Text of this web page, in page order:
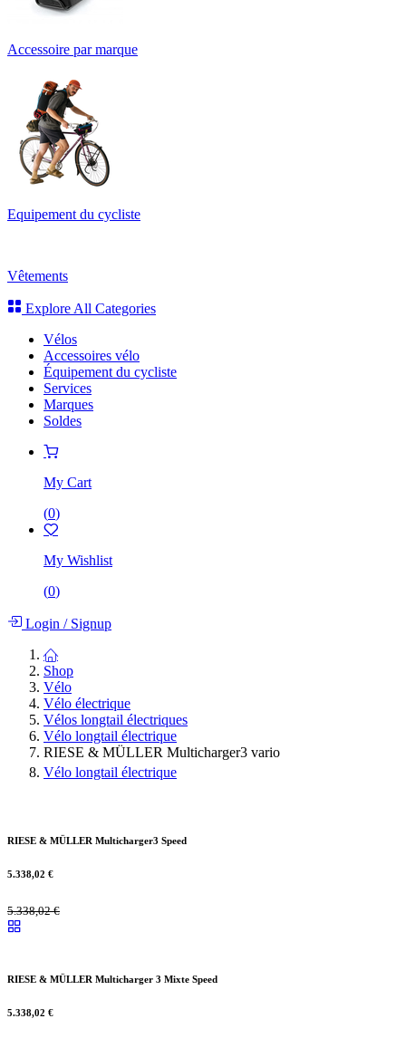
Accessoire par marque
Equipement du cycliste
Vêtements
Explore All Categories
Vélos
Accessoires vélo
Équipement du cycliste
Services
Marques
Soldes
My Cart
(0)
My Wishlist
(0)
Login /Signup
Shop
Vélo
Vélo électrique
Vélos longtail électriques
Vélo longtail électrique
RIESE & MÜLLER Multicharger3 vario
Vélo longtail électrique
RIESE & MÜLLER Multicharger3 Speed
5.338,02 €
5.338,02€
RIESE & MÜLLER Multicharger 3 Mixte Speed
5.338,02 €